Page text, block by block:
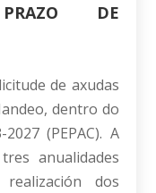
DE
de axudas
dentro do
(PEPAC). A
anualidades
dos